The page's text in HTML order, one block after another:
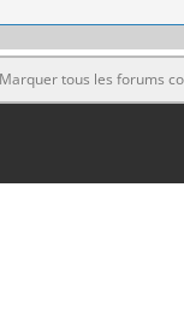
Marquer tous les forums